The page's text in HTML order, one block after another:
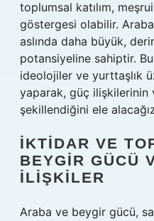
toplumsal katılım,
göstergesi olabilir.
aslında daha büyük,
potansiyeline sahiptir.
ideolojiler ve yurttaşlık
yaparak, güç ilişkilerinin
şekillendiğini ele
İKTIDAR VE
BEYGIR GÜCÜ
İLIŞKILER
Araba ve beygir gücü,